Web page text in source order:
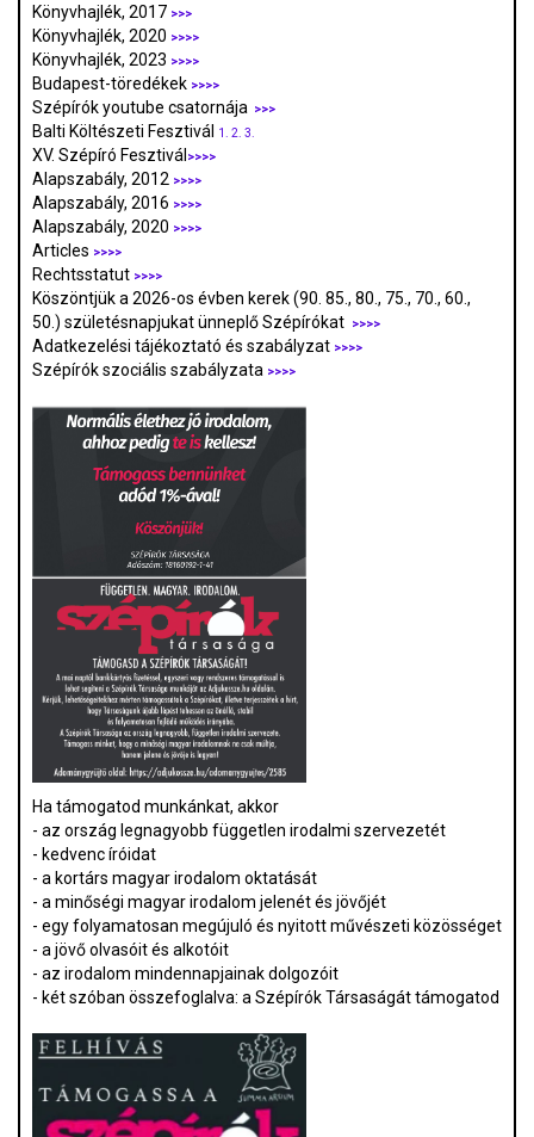
Könyvhajlék, 2017 >>>
Könyvhajlék, 2020 >>>>
Könyvhajlék, 2023 >>>>
Budapest-töredékek >>>>
Szépírók youtube csatornája >>>
Balti Költészeti Fesztivál 1. 2. 3.
XV. Szépíró Fesztivál >>>>
Alapszabály, 2012 >>>>
Alapszabály, 2016 >>>>
Alapszabály, 2020 >>>>
Articles >>>>
Rechtsstatut >>>>
Köszöntjük a 2026-os évben kerek (90. 85., 80., 75., 70., 60.,
50.) születésnapjukat ünneplő Szépírókat
>>>>
Adatkezelési tájékoztató és szabályzat >>>>
Szépírók szociális szabályzata >>>>
Ha támogatod munkánkat, akkor
- az ország legnagyobb független irodalmi szervezetét
- kedvenc íróidat
- a kortárs magyar irodalom oktatását
- a minőségi magyar irodalom jelenét és jövőjét
- egy folyamatosan megújuló és nyitott művészeti közösséget
- a jövő olvasóit és alkotóit
- az irodalom mindennapjainak dolgozóit
- két szóban összefoglalva: a Szépírók Társaságát támogatod